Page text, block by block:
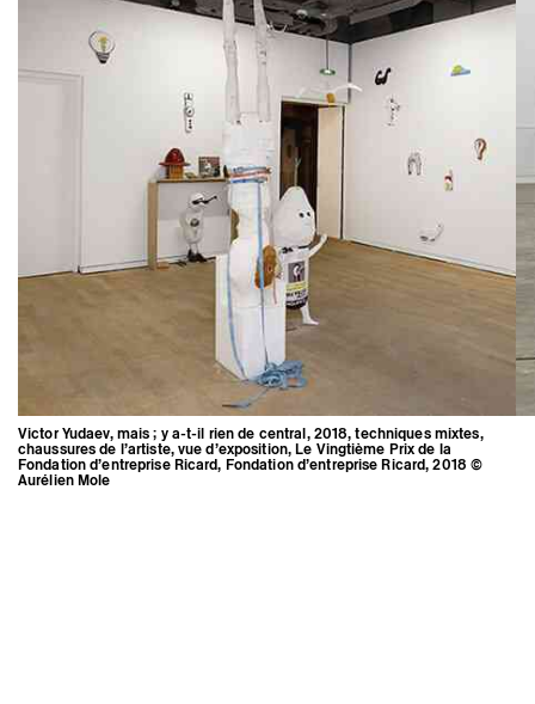
Victor Yudaev, mais ; y a-t-il rien de central, 2018, techniques mixtes,
chaussures de l’artiste, vue d’exposition, Le Vingtième Prix de la
Fondation d’entreprise Ricard, Fondation d’entreprise Ricard, 2018 ©
Aurélien Mole